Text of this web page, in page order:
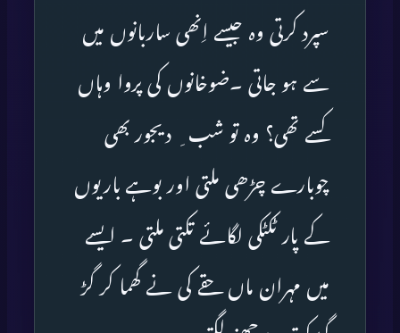
سپرد کرتی وہ جیسے اِنھی ساربانوں میں
سے ہو جاتی ۔ضوخانوں کی پروا وہاں
کسے تھی؟ وہ تو شب ِ دیجور بھی
چوبارے چڑھی ملتی اور بوہے باریوں
کے پار ٹکٹکی لگائے تکتی ملتی ۔ ایسے
میں مہران ماں حقے کی نے گھما کر گڑ